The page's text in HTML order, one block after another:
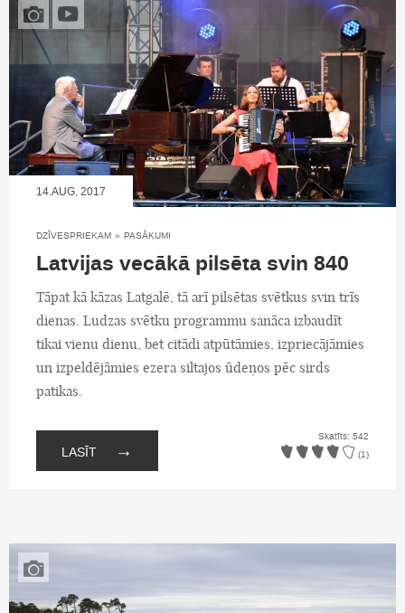
14.AUG, 2017
DZĪVESPRIEKAM » PASĀKUMI
Latvijas vecākā pilsēta svin 840
Tāpat kā kāzas Latgalē, tā arī pilsētas svētkus svin trīs
dienas. Ludzas svētku programmu sanāca izbaudīt
tikai vienu dienu, bet citādi atpūtāmies, izpriecājāmies
un izpeldējāmies ezera siltajos ūdeņos pēc sirds
patikas.
LASĪT →
Skatīts: 542
(1)